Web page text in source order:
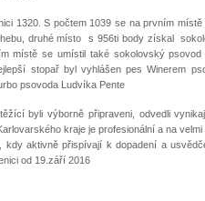
1320. S počtem 1039 se na prvním
druhé místo s 956ti body získal
místě se umístil také sokolovský psovod
stopař byl vyhlášen pes Winerem
psovoda Ludvíka Pente
byli výborně připraveni, odvedli
kraje je profesionální a na
aktivně přispívají k dopadení a
od 19.září 2016